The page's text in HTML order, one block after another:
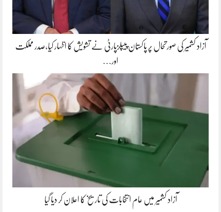
آزاد کشمیر کی صورتحال پر پاکستان پیپلزپارٹی نے تشویش کا اظہار کیا،صدر مملکت
اور…
آزاد کشمیر میں عام انتخابات کی تاریخ کا اعلان کر دیا گیا